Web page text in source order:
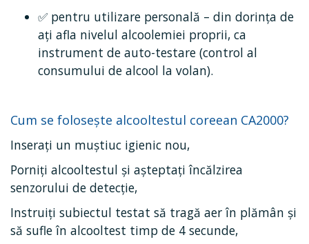
✅ pentru utilizare personală – din dorința de
ați afla nivelul alcoolemiei proprii, ca
instrument de auto-testare (control al
consumului de alcool la volan).
Cum se folosește alcooltestul coreean CA2000?
Inserați un muștiuc igienic nou,
Porniți alcooltestul și așteptați încălzirea
senzorului de detecție,
Instruiți subiectul testat să tragă aer în plămân și
să sufle în alcooltest timp de 4 secunde,